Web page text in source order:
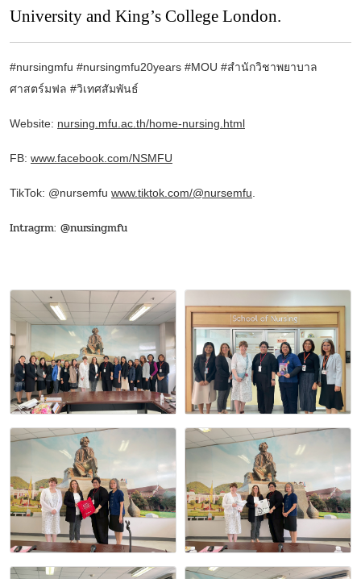
University and King’s College London.
#nursingmfu #nursingmfu20years #MOU #สำนักวิชาพยาบาล
ศาสตร์มฟล #วิเทศสัมพันธ์
Website: nursing.mfu.ac.th/home-nursing.html
FB: www.facebook.com/NSMFU
TikTok: @nursemfu www.tiktok.com/@nursemfu
Intragrm: @nursingmfu